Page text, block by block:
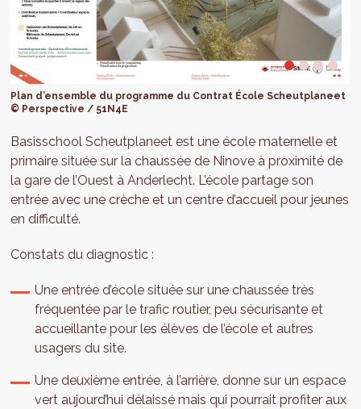
Plan d’ensemble du programme du Contrat École Scheutplaneet
© Perspective / 51N4E
Basisschool Scheutplaneet est une école maternelle et
primaire située sur la chaussée de Ninove à proximité de
la gare de l’Ouest à Anderlecht. L’école partage son
entrée avec une crèche et un centre d’accueil pour jeunes
en difficulté.
Constats du diagnostic :
Une entrée d’école située sur une chaussée très
fréquentée par le trafic routier, peu sécurisante et
accueillante pour les élèves de l’école et autres
usagers du site.
Une deuxième entrée, à l’arrière, donne sur un espace
vert aujourd’hui délaissé mais qui pourrait profiter aux